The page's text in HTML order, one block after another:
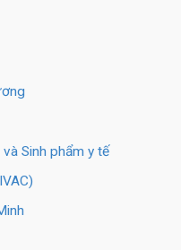
Sinh phẩm y tế